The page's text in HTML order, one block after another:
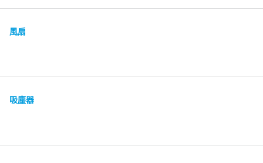
風扇
吸塵器